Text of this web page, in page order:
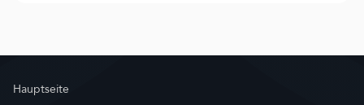
Hauptseite